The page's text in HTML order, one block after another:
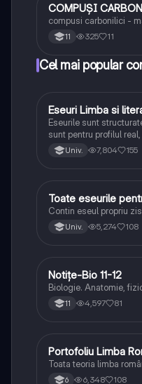
Chimie
COMPUȘI
compusi carbonilici -
11 325 11
Cel mai popular
Limba și literatura
Eseuri Limba si
Eseurile sunt
sunt pentru profilul
lipsesc relatiile dintre
Univ. 7,804 155
Limba și literatura
Toate eseurile
Contin eseul propriu
Univ. 5,274 108
Biologie
Notițe-Bio 11-12
Biologie. Anatomie,
11 4,597 81
Limba și literatura
Portofoliu Limba
Toata teoria limba
6 6,348 108